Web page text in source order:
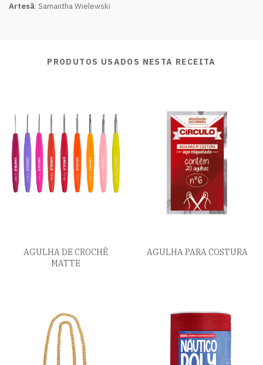
Artesã: Samantha Wielewski
PRODUTOS USADOS NESTA RECEITA
AGULHA DE CROCHÊ
MATTE
AGULHA PARA COSTURA